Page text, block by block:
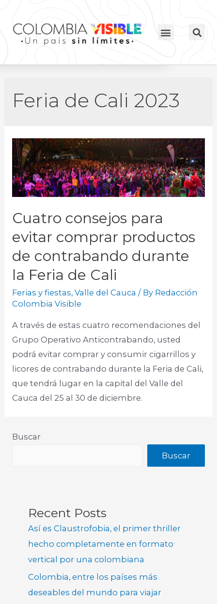
Feria de Cali 2023
Cuatro consejos para
evitar comprar productos
de contrabando durante
la Feria de Cali
Ferias y fiestas,Valle del Cauca / By Redacción
Colombia Visible
A través de estas cuatro recomendaciones del
Grupo Operativo Anticontrabando, usted
podrá evitar comprar y consumir cigarrillos y
licores de contrabando durante la Feria de Cali,
que tendrá lugar en la capital del Valle del
Cauca del 25 al 30 de diciembre. ​
Buscar
Buscar
Recent Posts
Así es Claustrofobia, el primer thriller
hecho completamente en formato
vertical por una colombiana
Colombia, entre los países más
deseables del mundo para viajar